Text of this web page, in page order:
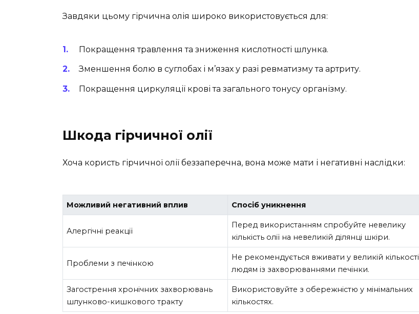
Завдяки цьому гірчична олія широко використовується для:
Покращення травлення та зниження кислотності шлунка.
Зменшення болю в суглобах і м’язах у разі ревматизму та артриту.
Покращення циркуляції крові та загального тонусу організму.
Шкода гірчичної олії
Хоча користь гірчичної олії беззаперечна, вона може мати і негативні наслідки:
Можливий негативний вплив Спосіб уникнення
Алергічні реакції
Перед використанням спробуйте невелику
кількість олії на невеликій ділянці шкіри.
Проблеми з печінкою
Не рекомендується вживати у великій кількості
людям із захворюваннями печінки.
Загострення хронічних захворювань
шлунково-кишкового тракту
Використовуйте з обережністю у мінімальних
кількостях.